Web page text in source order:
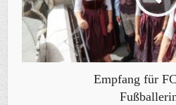
Empfang für